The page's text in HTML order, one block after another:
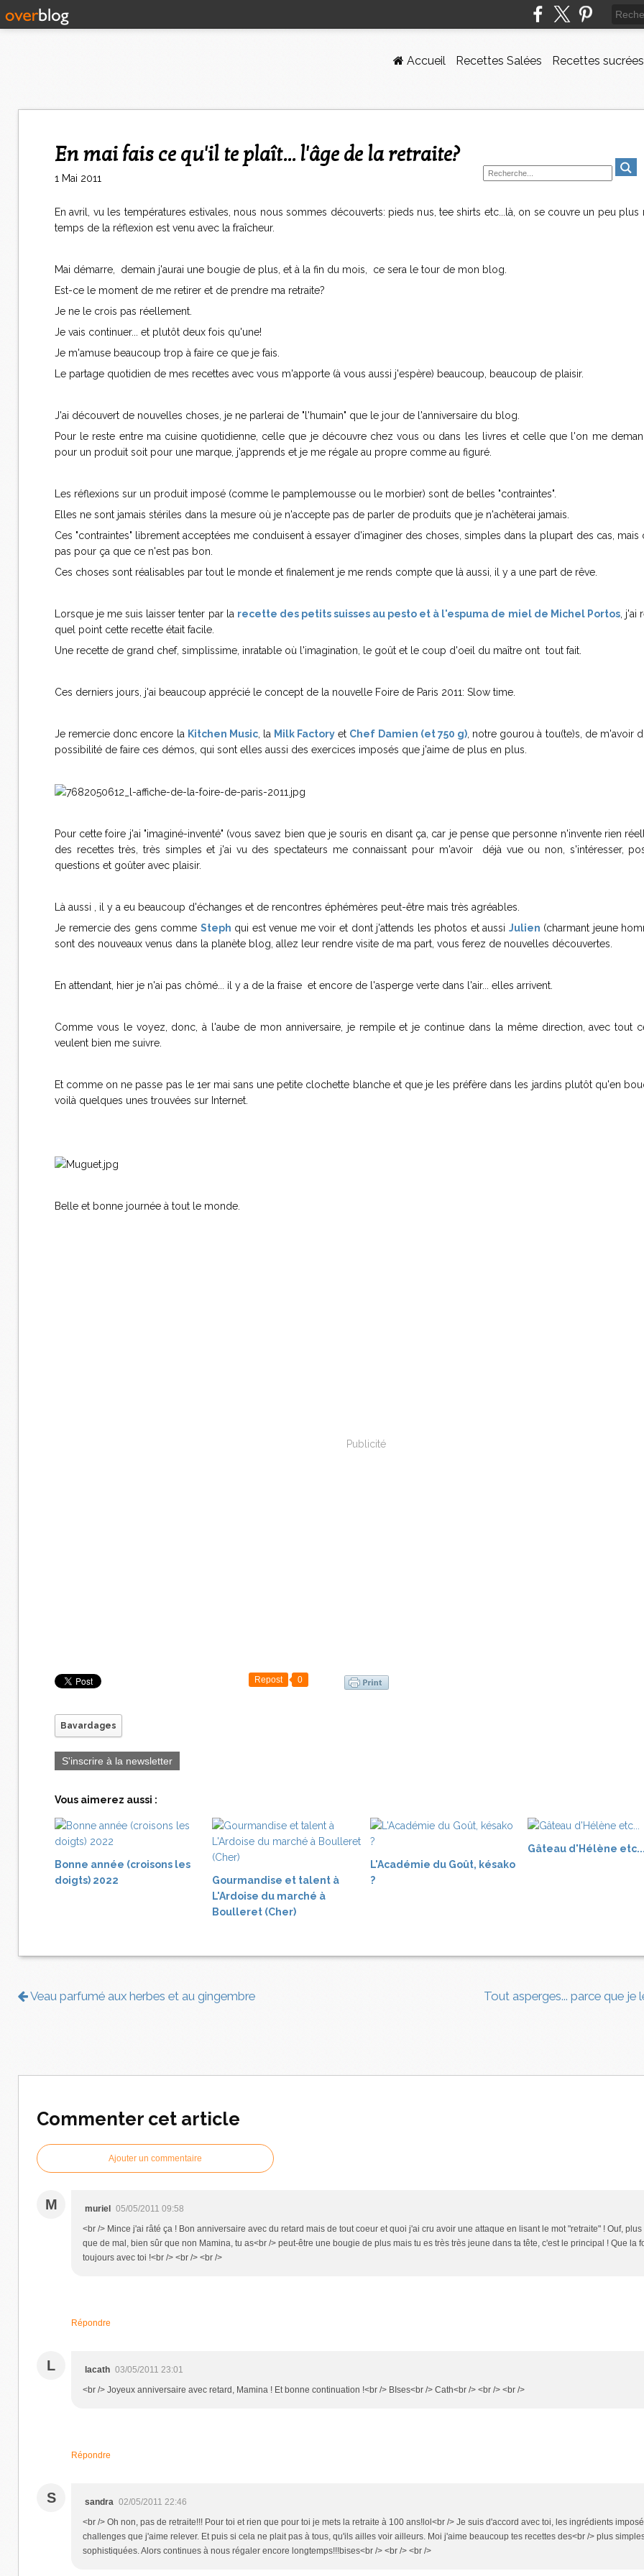
Accueil Recettes Salées Recettes sucrées
En mai fais ce qu'il te plaît... l'âge de la retraite?
1 Mai 2011
En avril, vu les températures estivales, nous nous sommes découverts: pieds nus, tee shirts etc...là, on se couvre un peu plus
temps de la réflexion est venu avec la fraîcheur.
Mai démarre, demain j'aurai une bougie de plus, et à la fin du mois, ce sera le tour de mon blog.
Est-ce le moment de me retirer et de prendre ma retraite?
Je ne le crois pas réellement.
Je vais continuer... et plutôt deux fois qu'une!
Je m'amuse beaucoup trop à faire ce que je fais.
Le partage quotidien de mes recettes avec vous m'apporte (à vous aussi j'espère) beaucoup, beaucoup de plaisir.
J'ai découvert de nouvelles choses, je ne parlerai de "l'humain" que le jour de l'anniversaire du blog.
Pour le reste entre ma cuisine quotidienne, celle que je découvre chez vous ou dans les livres et celle que l'on me
pour un produit soit pour une marque, j'apprends et je me régale au propre comme au figuré.
Les réflexions sur un produit imposé (comme le pamplemousse ou le morbier) sont de belles "contraintes".
Elles ne sont jamais stériles dans la mesure où je n'accepte pas de parler de produits que je n'achèterai jamais.
Ces "contraintes" librement acceptées me conduisent à essayer d'imaginer des choses, simples dans la plupart des cas, mais
pas pour ça que ce n'est pas bon.
Ces choses sont réalisables par tout le monde et finalement je me rends compte que là aussi, il y a une part de rêve.
Lorsque je me suis laisser tenter par la recette des petits suisses au pesto et à l'espuma de miel de Michel Portos, j'ai
quel point cette recette était facile.
Une recette de grand chef, simplissime, inratable où l'imagination, le goût et le coup d'oeil du maître ont tout fait.
Ces derniers jours, j'ai beaucoup apprécié le concept de la nouvelle Foire de Paris 2011: Slow time.
Je remercie donc encore la Kitchen Music, la Milk Factory et Chef Damien (et 750 g) , notre gourou à tou(te)s, de m'avoir
possibilité de faire ces démos, qui sont elles aussi des exercices imposés que j'aime de plus en plus.
Pour cette foire j'ai "imaginé-inventé" (vous savez bien que je souris en disant ça, car je pense que personne n'invente rien
des recettes très, très simples et j'ai vu des spectateurs me connaissant pour m'avoir déjà vue ou non, s'intéresser,
questions et goûter avec plaisir.
Là aussi , il y a eu beaucoup d'échanges et de rencontres éphémères peut-être mais très agréables.
Je remercie des gens comme Steph qui est venue me voir et dont j'attends les photos et aussi Julien (charmant jeune
sont des nouveaux venus dans la planète blog, allez leur rendre visite de ma part, vous ferez de nouvelles découvertes.
En attendant, hier je n'ai pas chômé... il y a de la fraise et encore de l'asperge verte dans l'air... elles arrivent.
Comme vous le voyez, donc, à l'aube de mon anniversaire, je rempile et je continue dans la même direction, avec tout
veulent bien me suivre.
Et comme on ne passe pas le 1er mai sans une petite clochette blanche et que je les préfère dans les jardins plutôt qu'en
voilà quelques unes trouvées sur Internet.
Belle et bonne journée à tout le monde.
Publicité
Repost 0
Bavardages
S'inscrire à la newsletter
Vous aimerez aussi :
Bonne année (croisons les
doigts) 2022
Gourmandise et talent à
L'Ardoise du marché à
Boulleret (Cher)
L'Académie du Goût, késako
?
Gâteau d'Hélène
Veau parfumé aux herbes et au gingembre Tout asperges... parce que je
Commenter cet article
Ajouter un commentaire
M muriel
05/05/2011 09:58
<br /> Mince j'ai râté ça ! Bon anniversaire avec du retard mais de tout coeur et quoi j'ai cru avoir une attaque en lisant le mot "retraite" ! Ouf,
que de mal, bien sûr que non Mamina, tu as<br /> peut-être une bougie de plus mais tu es très très jeune dans ta tête, c'est le principal ! Que la
toujours avec toi !<br /> <br /> <br />
Répondre
L lacath 03/05/2011 23:01
<br /> Joyeux anniversaire avec retard, Mamina ! Et bonne continuation !<br /> BIses<br /> Cath<br /> <br /> <br />
Répondre
S sandra 02/05/2011 22:46
<br /> Oh non, pas de retraite!!! Pour toi et rien que pour toi je mets la retraite à 100 ans!lol<br /> Je suis d'accord avec toi, les ingrédients
challenges que j'aime relever. Et puis si cela ne plait pas à tous, qu'ils ailles voir ailleurs. Moi j'aime beaucoup tes recettes des<br /> plus
sophistiquées. Alors continues à nous régaler encore longtemps!!!bises<br /> <br /> <br />